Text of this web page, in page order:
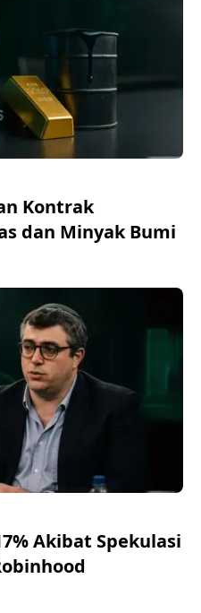
Kontrak
dan Minyak Bumi
Akibat Spekulasi